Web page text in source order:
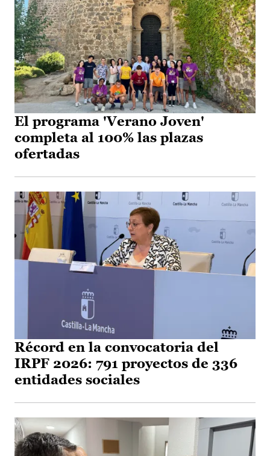
El programa 'Verano Joven'
completa al 100% las plazas
ofertadas
Récord en la convocatoria del
IRPF 2026: 791 proyectos de 336
entidades sociales